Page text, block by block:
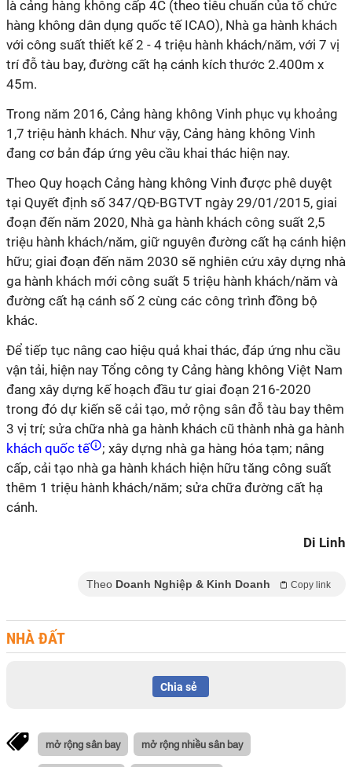
là cảng hàng không cấp 4C (theo tiêu chuẩn của tổ chức
hàng không dân dụng quốc tế ICAO), Nhà ga hành khách
với công suất thiết kế 2 - 4 triệu hành khách/năm, với 7 vị
trí đỗ tàu bay, đường cất hạ cánh kích thước 2.400m x
45m.
Trong năm 2016, Cảng hàng không Vinh phục vụ khoảng
1,7 triệu hành khách. Như vậy, Cảng hàng không Vinh
đang cơ bản đáp ứng yêu cầu khai thác hiện nay.
Theo Quy hoạch Cảng hàng không Vinh được phê duyệt
tại Quyết định số 347/QĐ-BGTVT ngày 29/01/2015, giai
đoạn đến năm 2020, Nhà ga hành khách công suất 2,5
triệu hành khách/năm, giữ nguyên đường cất hạ cánh hiện
hữu; giai đoạn đến năm 2030 sẽ nghiên cứu xây dựng nhà
ga hành khách mới công suất 5 triệu hành khách/năm và
đường cất hạ cánh số 2 cùng các công trình đồng bộ
khác.
Để tiếp tục nâng cao hiệu quả khai thác, đáp ứng nhu cầu
vận tải, hiện nay Tổng công ty Cảng hàng không Việt Nam
đang xây dựng kế hoạch đầu tư giai đoạn 216-2020
trong đó dự kiến sẽ cải tạo, mở rộng sân đỗ tàu bay thêm
3 vị trí; sửa chữa nhà ga hành khách cũ thành nhà ga hành
khách quốc tế
; xây dựng nhà ga hàng hóa tạm; nâng
cấp, cải tạo nhà ga hành khách hiện hữu tăng công suất
thêm 1 triệu hành khách/năm; sửa chữa đường cất hạ
cánh.
Di Linh
Theo Doanh Nghiệp & Kinh Doanh Copy link
NHÀ ĐẤT
Chia sẻ
mở rộng sân bay mở rộng nhiều sân bay